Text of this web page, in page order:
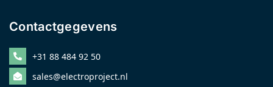
Contactgegevens
+31 88 484 92 50
sales@electroproject.nl